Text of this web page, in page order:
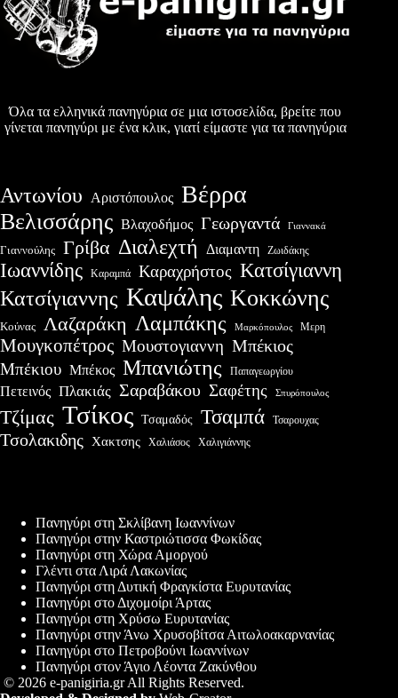
Όλα τα ελληνικά πανηγύρια σε μια ιστοσελίδα, βρείτε που
γίνεται πανηγύρι με ένα κλικ, γιατί είμαστε για τα πανηγύρια
Αντωνίου Αριστόπουλος Βέρρα
Βελισσάρης Βλαχοδήμος Γεωργαντά Γιαννακά
Γιαννούλης Γρίβα Διαλεχτή Διαμαντη Ζωιδάκης
Ιωαννίδης Καραμπά Καραχρήστος Κατσίγιαννη
Κατσίγιαννης Καψάλης Κοκκώνης
Κούνας Λαζαράκη Λαμπάκης Μαρκόπουλος Μερη
Μουγκοπέτρος Μουστογιαννη Μπέκιος
Μπέκιου Μπέκος Μπανιώτης Παπαγεωργίου
Πετεινός Πλακιάς Σαραβάκου Σαφέτης Σπυρόπουλος
Τζίμας Τσίκος Τσαμαδός Τσαμπά Τσαρουχας
Τσολακιδης Χακτσης Χαλιάσος Χαλιγιάννης
Πανηγύρι στη Σκλίβανη Ιωαννίνων
Πανηγύρι στην Καστριώτισσα Φωκίδας
Πανηγύρι στη Χώρα Αμοργού
Γλέντι στα Λιρά Λακωνίας
Πανηγύρι στη Δυτική Φραγκίστα Ευρυτανίας
Πανηγύρι στο Διχομοίρι Άρτας
Πανηγύρι στη Χρύσω Ευρυτανίας
Πανηγύρι στην Άνω Χρυσοβίτσα Αιτωλοακαρνανίας
Πανηγύρι στο Πετροβούνι Ιωαννίνων
Πανηγύρι στον Άγιο Λέοντα Ζακύνθου
© 2026 e-panigiria.gr All Rights Reserved.